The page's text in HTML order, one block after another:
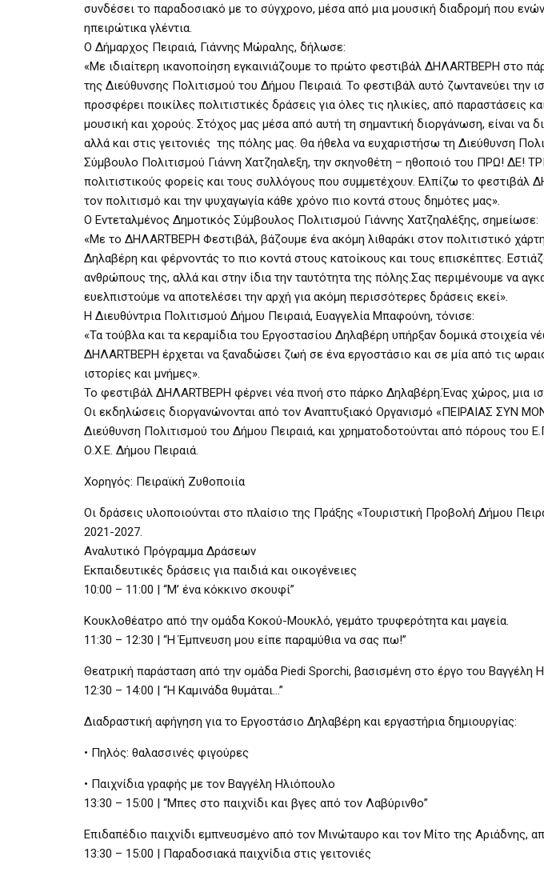
συνδέσει το παραδοσιακό με το σύγχρονο, μέσα από μια μουσική διαδρομή που
ηπειρώτικα γλέντια.
Ο Δήμαρχος Πειραιά, Γιάννης Μώραλης, δήλωσε:
«Με ιδιαίτερη ικανοποίηση εγκαινιάζουμε το πρώτο φεστιβάλ ΔΗΛΑRTΒΕΡΗ στο
της Διεύθυνσης Πολιτισμού του Δήμου Πειραιά. Το φεστιβάλ αυτό ζωντανεύει την
προσφέρει ποικίλες πολιτιστικές δράσεις για όλες τις ηλικίες, από παραστάσεις
μουσική και χορούς. Στόχος μας μέσα από αυτή τη σημαντική διοργάνωση, είναι να
αλλά και στις γειτονιές της πόλης μας. Θα ήθελα να ευχαριστήσω τη Διεύθυνση
Σύμβουλο Πολιτισμού Γιάννη Χατζηαλεξη, την σκηνοθέτη – ηθοποιό του ΠΡΩ! ΔΕ!
πολιτιστικούς φορείς και τους συλλόγους που συμμετέχουν. Ελπίζω το φεστιβάλ
τον πολιτισμό και την ψυχαγωγία κάθε χρόνο πιο κοντά στους δημότες μας».
Ο Εντεταλμένος Δημοτικός Σύμβουλος Πολιτισμού Γιάννης Χατζηαλέξης, σημείωσε:
«Με το ΔΗΛΑRTΒΕΡΗ Φεστιβάλ, βάζουμε ένα ακόμη λιθαράκι στον πολιτιστικό
Δηλαβέρη και φέρνοντάς το πιο κοντά στους κατοίκους και τους επισκέπτες.
ανθρώπους της, αλλά και στην ίδια την ταυτότητα της πόλης.Σας περιμένουμε να
ευελπιστούμε να αποτελέσει την αρχή για ακόμη περισσότερες δράσεις εκεί».
Η Διευθύντρια Πολιτισμού Δήμου Πειραιά, Ευαγγελία Μπαφούνη, τόνισε:
«Τα τούβλα και τα κεραμίδια του Εργοστασίου Δηλαβέρη υπήρξαν δομικά στοιχεία
ΔΗΛΑRTΒΕΡΗ έρχεται να ξαναδώσει ζωή σε ένα εργοστάσιο και σε μία από τις
ιστορίες και μνήμες».
Το φεστιβάλ ΔΗΛΑRTΒΕΡΗ φέρνει νέα πνοή στο πάρκο Δηλαβέρη.Ένας χώρος, μια
Οι εκδηλώσεις διοργανώνονται από τον Αναπτυξιακό Οργανισμό «ΠΕΙΡΑΙΑΣ ΣΥΝ
Διεύθυνση Πολιτισμού του Δήμου Πειραιά, και χρηματοδοτούνται από πόρους του
Ο.Χ.Ε. Δήμου Πειραιά.
Χορηγός: Πειραϊκή Ζυθοποιία
Οι δράσεις υλοποιούνται στο πλαίσιο της Πράξης «Τουριστική Προβολή Δήμου
2021-2027.
Αναλυτικό Πρόγραμμα Δράσεων
Εκπαιδευτικές δράσεις για παιδιά και οικογένειες
10:00 – 11:00 | “Μ’ ένα κόκκινο σκουφί”
Κουκλοθέατρο από την ομάδα Κοκού-Μουκλό, γεμάτο τρυφερότητα και μαγεία.
11:30 – 12:30 | “Η Έμπνευση μου είπε παραμύθια να σας πω!”
Θεατρική παράσταση από την ομάδα Piedi Sporchi, βασισμένη στο έργο του Βαγγέλη
12:30 – 14:00 | “Η Καμινάδα θυμάται…”
Διαδραστική αφήγηση για το Εργοστάσιο Δηλαβέρη και εργαστήρια δημιουργίας:
• Πηλός: θαλασσινές φιγούρες
• Παιχνίδια γραφής με τον Βαγγέλη Ηλιόπουλο
13:30 – 15:00 | “Μπες στο παιχνίδι και βγες από τον Λαβύρινθο”
Επιδαπέδιο παιχνίδι εμπνευσμένο από τον Μινώταυρο και τον Μίτο της Αριάδνης,
13:30 – 15:00 | Παραδοσιακά παιχνίδια στις γειτονιές